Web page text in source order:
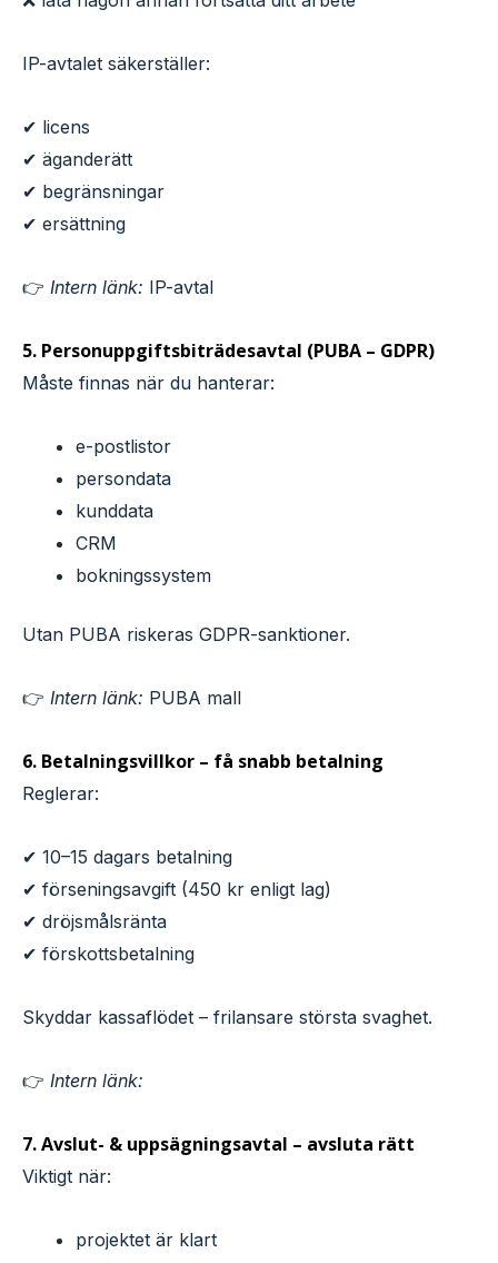
IP-avtalet säkerställer:
✔ licens
✔ äganderätt
✔ begränsningar
✔ ersättning
👉 Intern länk: IP-avtal
5. Personuppgiftsbiträdesavtal (PUBA – GDPR)
Måste finnas när du hanterar:
e-postlistor
persondata
kunddata
CRM
bokningssystem
Utan PUBA riskeras GDPR-sanktioner.
👉 Intern länk: PUBA mall
6. Betalningsvillkor – få snabb betalning
Reglerar:
✔ 10–15 dagars betalning
✔ förseningsavgift (450 kr enligt lag)
✔ dröjsmålsränta
✔ förskottsbetalning
Skyddar kassaflödet – frilansare största svaghet.
👉 Intern länk:
7. Avslut- & uppsägningsavtal – avsluta rätt
Viktigt när:
projektet är klart